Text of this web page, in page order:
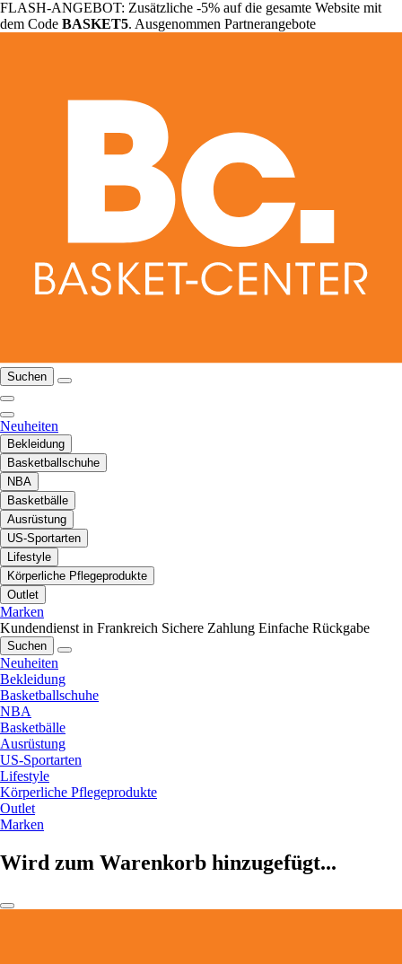
FLASH-ANGEBOT: Zusätzliche -5% auf die gesamte Website mit
dem Code BASKET5. Ausgenommen Partnerangebote
Suchen
Neuheiten
Bekleidung
Basketballschuhe
NBA
Basketbälle
Ausrüstung
US-Sportarten
Lifestyle
Körperliche Pflegeprodukte
Outlet
Marken
Kundendienst in Frankreich Sichere Zahlung Einfache Rückgabe
Suchen
Neuheiten
Bekleidung
Basketballschuhe
NBA
Basketbälle
Ausrüstung
US-Sportarten
Lifestyle
Körperliche Pflegeprodukte
Outlet
Marken
Wird zum Warenkorb hinzugefügt...